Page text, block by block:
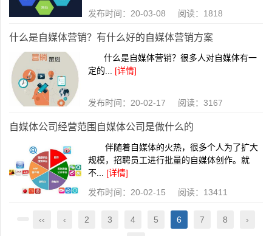
发布时间：20-03-08 阅读：1818
什么是自媒体营销？有什么好的自媒体营销方案
什么是自媒体营销？很多人对自媒体有一
定的... [详情]
发布时间：20-02-17 阅读：3167
自媒体公司经营范围自媒体公司是做什么的
伴随着自媒体的火热，很多个人为了扩大
规模，招聘员工进行批量的自媒体创作。就
不... [详情]
发布时间：20-02-15 阅读：13411
‹‹ ‹ 2 3 4 5 6 7 8 ›